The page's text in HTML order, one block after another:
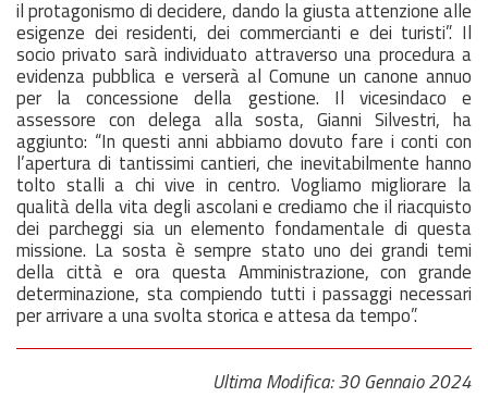
il protagonismo di decidere, dando la giusta attenzione alle
esigenze dei residenti, dei commercianti e dei turisti”. Il
socio privato sarà individuato attraverso una procedura a
evidenza pubblica e verserà al Comune un canone annuo
per la concessione della gestione. Il vicesindaco e
assessore con delega alla sosta, Gianni Silvestri, ha
aggiunto: “In questi anni abbiamo dovuto fare i conti con
l’apertura di tantissimi cantieri, che inevitabilmente hanno
tolto stalli a chi vive in centro. Vogliamo migliorare la
qualità della vita degli ascolani e crediamo che il riacquisto
dei parcheggi sia un elemento fondamentale di questa
missione. La sosta è sempre stato uno dei grandi temi
della città e ora questa Amministrazione, con grande
determinazione, sta compiendo tutti i passaggi necessari
per arrivare a una svolta storica e attesa da tempo”.
Ultima Modifica: 30 Gennaio 2024